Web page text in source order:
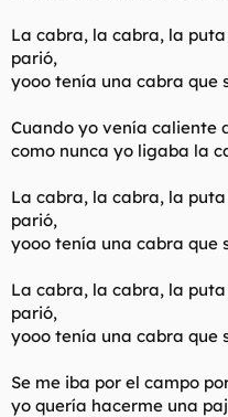
La cabra, la cabra, la
parió,
yooo tenía una cabra que
Cuando yo venía caliente
como nunca yo ligaba la
La cabra, la cabra, la
parió,
yooo tenía una cabra que
La cabra, la cabra, la
parió,
yooo tenía una cabra que
Se me iba por el campo
yo quería hacerme una